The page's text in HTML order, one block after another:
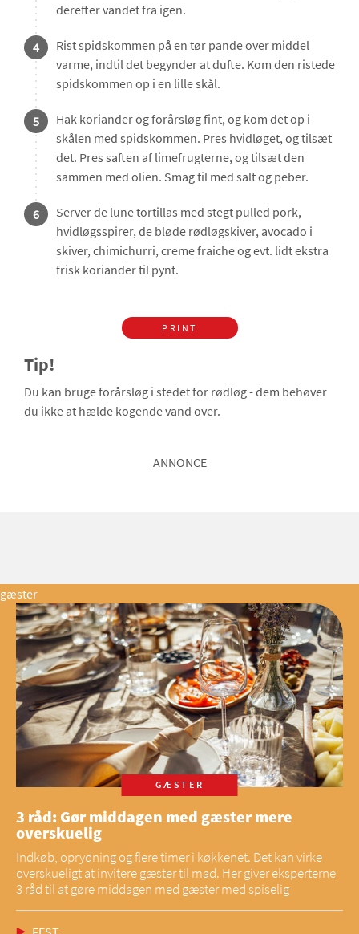
derefter vandet fra igen.
4
Rist spidskommen på en tør pande over middel
varme, indtil det begynder at dufte. Kom den ristede
spidskommen op i en lille skål.
5
Hak koriander og forårsløg fint, og kom det op i
skålen med spidskommen. Pres hvidløget, og tilsæt
det. Pres saften af limefrugterne, og tilsæt den
sammen med olien. Smag til med salt og peber.
6
Server de lune tortillas med stegt pulled pork,
hvidløgsspirer, de bløde rødløgskiver, avocado i
skiver, chimichurri, creme fraiche og evt. lidt ekstra
frisk koriander til pynt.
PRINT
Tip!
Du kan bruge forårsløg i stedet for rødløg - dem behøver
du ikke at hælde kogende vand over.
ANNONCE
gæster
GÆSTER
3 råd: Gør middagen med gæster mere
overskuelig
Indkøb, oprydning og flere timer i køkkenet. Det kan virke
overskueligt at invitere gæster til mad. Her giver eksperterne
3 råd til at gøre middagen med gæster med spiselig